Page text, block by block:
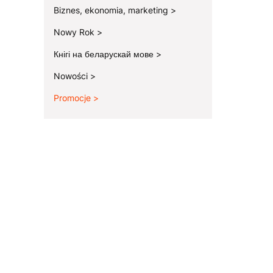
Biznes, ekonomia, marketing
Nowy Rok
Кнігі на беларускай мове
Nowości
Promocje